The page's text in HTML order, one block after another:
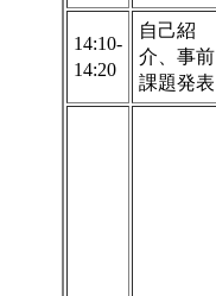
14:10-
14:20
自己紹
介、事前
課題発表